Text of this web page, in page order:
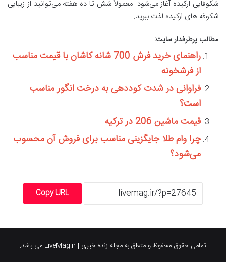
شکوفایی ارکیده آغاز می‌شود. معمولاً شش تا ده هفته می‌توانید از زیبایی
شکوفه های ارکیده لذت ببرید.
مطالب پرطرفدار سایت:
راهنمای خرید فرش 700 شانه کاشان با قیمت مناسب
از فرشخونه
فراوانی در شدت کوددهی به درخت انگور مناسب
است؟
قیمت ماشین 206 در ترکیه
چرا وام طلا جایگزینی مناسب برای فروش آن محسوب
می‌شود؟
Copy URL
تمامی حقوق محفوظ و متعلق به مجله زنده خبری | LiveMag.ir می باشد.